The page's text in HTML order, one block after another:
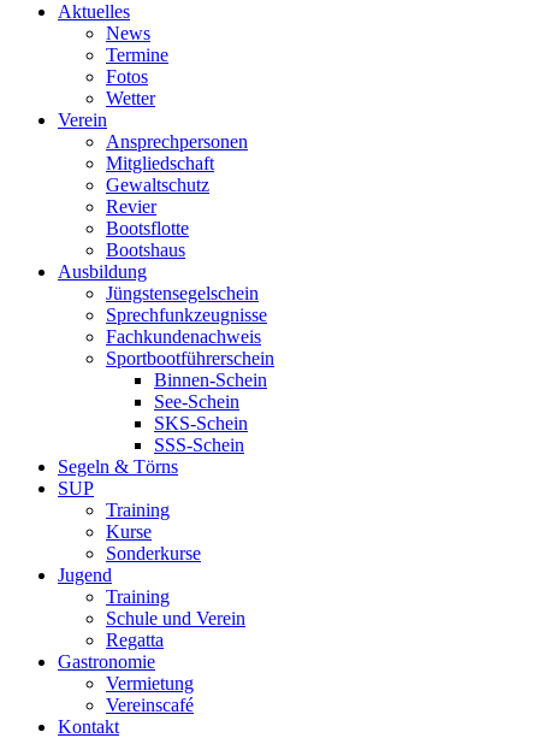
Aktuelles
News
Termine
Fotos
Wetter
Verein
Ansprechpersonen
Mitgliedschaft
Gewaltschutz
Revier
Bootsflotte
Bootshaus
Ausbildung
Jüngstensegelschein
Sprechfunkzeugnisse
Fachkundenachweis
Sportbootführerschein
Binnen-Schein
See-Schein
SKS-Schein
SSS-Schein
Segeln & Törns
SUP
Training
Kurse
Sonderkurse
Jugend
Training
Schule und Verein
Regatta
Gastronomie
Vermietung
Vereinscafé
Kontakt